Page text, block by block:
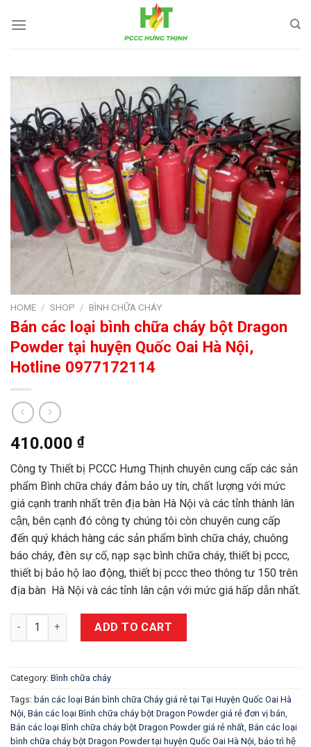
HOME / SHOP / BÌNH CHỮA CHÁY
Bán các loại bình chữa cháy bột Dragon
Powder tại huyện Quốc Oai Hà Nội,
Hotline 0977172114
410.000 ₫
Công ty Thiết bị PCCC Hưng Thịnh chuyên cung cấp các sản
phẩm Bình chữa cháy đảm bảo uy tín, chất lượng với mức
giá cạnh tranh nhất trên địa bàn Hà Nội và các tỉnh thành lân
cận, bên cạnh đó công ty chúng tôi còn chuyên cung cấp
đến quý khách hàng các sản phẩm bình chữa cháy, chuông
báo cháy, đèn sự cố, nạp sạc bình chữa cháy, thiết bị pccc,
thiết bị bảo hộ lao động, thiết bị pccc theo thông tư 150 trên
địa bàn Hà Nội và các tỉnh lân cận với mức giá hấp dẫn nhất.
Bán các loại bình chữa cháy bột Dragon Powder tại huyện
ADD TO CART
Category: Bình chữa cháy
Tags: bán các loại Bán bình chữa Cháy giá rẻ tại Tại Huyện Quốc Oai Hà
Nội Bán các loại Bình chữa cháy bột Dragon Powder giá rẻ đơn vị bán
Bán các loại Bình chữa cháy bột Dragon Powder giá rẻ nhất Bán các loại
bình chữa cháy bột Dragon Powder tại huyện Quốc Oai Hà Nội bảo trì hệ